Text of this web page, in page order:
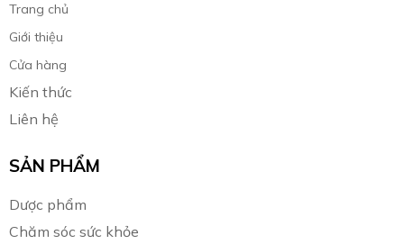
Trang chủ
Giới thiệu
Cửa hàng
Kiến thức
Liên hệ
SẢN PHẨM
Dược phẩm
Chăm sóc sức khỏe